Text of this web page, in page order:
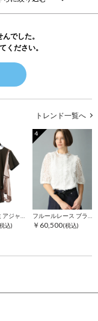
でした。
ください。
トレンド一覧へ
込)
4
￥60,500(税込)